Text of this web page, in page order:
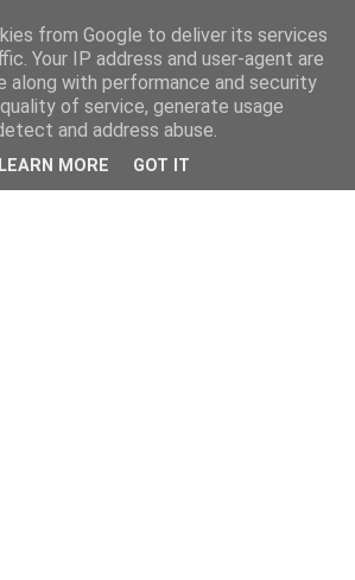
from Google to deliver its services
Your IP address and user-agent are
along with performance and security
of service, generate usage
and address abuse.
LEARN MORE GOT IT